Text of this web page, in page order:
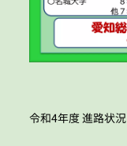
令和4年度 進路状況